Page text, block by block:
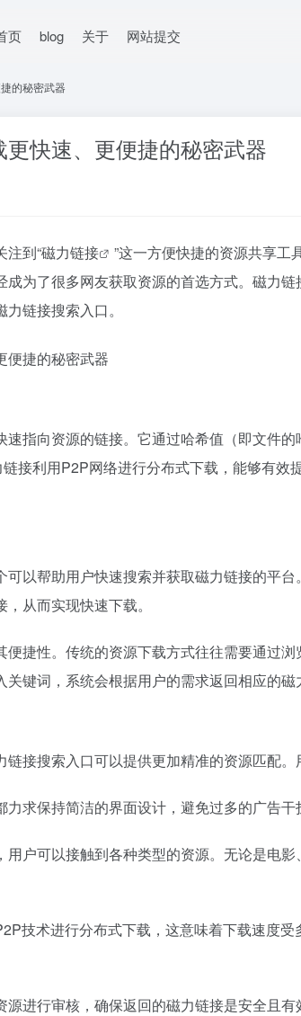
页 blog 关于 网站提交
的秘密武器
快速、更便捷的秘密武器
注到“磁力链接 ”这一方便快捷的资源共享工
为了很多网友获取资源的首选方式。 磁力链
链接搜索入口。
指向资源的链接。它通过哈希值（即文件
接利用P2P网络进行分布式下载，能够有
以帮助用户快速搜索并获取磁力链接的平
从而实现快速下载。
捷性。传统的资源下载方式往往需要通过
键词，系统会根据用户的需求返回相应的
接搜索入口可以提供更加精准的资源匹配
求保持简洁的界面设计，避免过多的广告
户可以接触到各种类型的资源。无论是电
技术进行分布式下载，这意味着下载速度
进行审核，确保返回的磁力链接是安全且有